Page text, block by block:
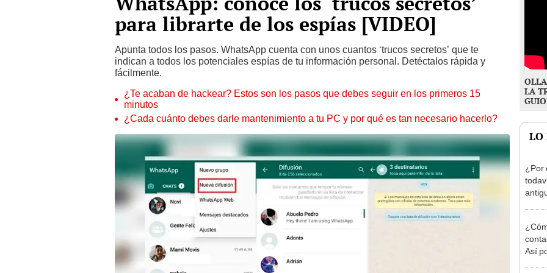
para librarte de los espías [VIDEO]
Apunta todos los pasos. WhatsApp cuenta con unos cuantos ‘trucos secretos’ que te
indican a todos los potenciales espías de tu información personal. Detéctalos rápida y
fácilmente.
¿Te acaban de hackear? Estos son los pasos que debes seguir en los primeros 15
minutos
¿Cada cuánto debes darle mantenimiento a tu PC y por qué es tan necesario hacerlo?
LA
LO
¿Por
Así